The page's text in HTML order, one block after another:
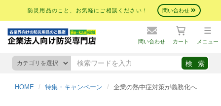
防災用品のこと、お気軽にご相談ください！ 問い合わせ
問い合わせ カート メニュー
HOME 特集・キャンペーン 企業の熱中症対策が義務化へ